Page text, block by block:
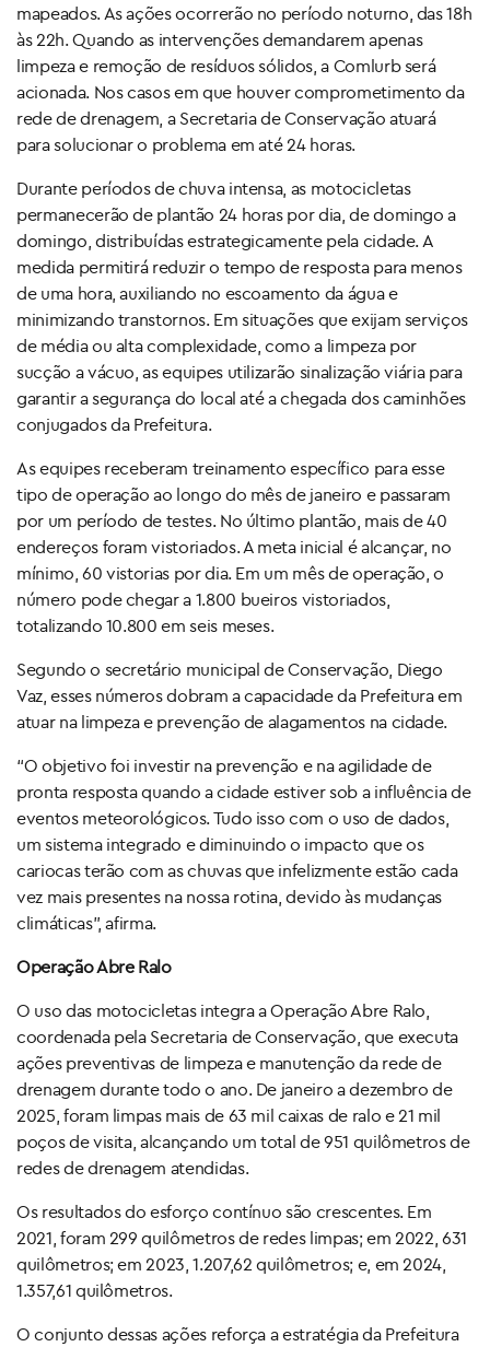
mapeados. As ações ocorrerão no período noturno, das 18h
às 22h. Quando as intervenções demandarem apenas
limpeza e remoção de resíduos sólidos, a Comlurb será
acionada. Nos casos em que houver comprometimento da
rede de drenagem, a Secretaria de Conservação atuará
para solucionar o problema em até 24 horas.
Durante períodos de chuva intensa, as motocicletas
permanecerão de plantão 24 horas por dia, de domingo a
domingo, distribuídas estrategicamente pela cidade. A
medida permitirá reduzir o tempo de resposta para menos
de uma hora, auxiliando no escoamento da água e
minimizando transtornos. Em situações que exijam serviços
de média ou alta complexidade, como a limpeza por
sucção a vácuo, as equipes utilizarão sinalização viária para
garantir a segurança do local até a chegada dos caminhões
conjugados da Prefeitura.
As equipes receberam treinamento específico para esse
tipo de operação ao longo do mês de janeiro e passaram
por um período de testes. No último plantão, mais de 40
endereços foram vistoriados. A meta inicial é alcançar, no
mínimo, 60 vistorias por dia. Em um mês de operação, o
número pode chegar a 1.800 bueiros vistoriados,
totalizando 10.800 em seis meses.
Segundo o secretário municipal de Conservação, Diego
Vaz, esses números dobram a capacidade da Prefeitura em
atuar na limpeza e prevenção de alagamentos na cidade.
“O objetivo foi investir na prevenção e na agilidade de
pronta resposta quando a cidade estiver sob a influência de
eventos meteorológicos. Tudo isso com o uso de dados,
um sistema integrado e diminuindo o impacto que os
cariocas terão com as chuvas que infelizmente estão cada
vez mais presentes na nossa rotina, devido às mudanças
climáticas”, afirma.
Operação Abre Ralo
O uso das motocicletas integra a Operação Abre Ralo,
coordenada pela Secretaria de Conservação, que executa
ações preventivas de limpeza e manutenção da rede de
drenagem durante todo o ano. De janeiro a dezembro de
2025, foram limpas mais de 63 mil caixas de ralo e 21 mil
poços de visita, alcançando um total de 951 quilômetros de
redes de drenagem atendidas.
Os resultados do esforço contínuo são crescentes. Em
2021, foram 299 quilômetros de redes limpas; em 2022, 631
quilômetros; em 2023, 1.207,62 quilômetros; e, em 2024,
1.357,61 quilômetros.
O conjunto dessas ações reforça a estratégia da Prefeitura